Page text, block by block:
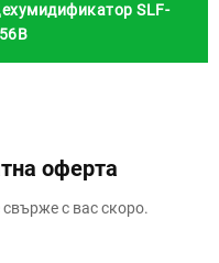
SLF-
оферта
с вас скоро.